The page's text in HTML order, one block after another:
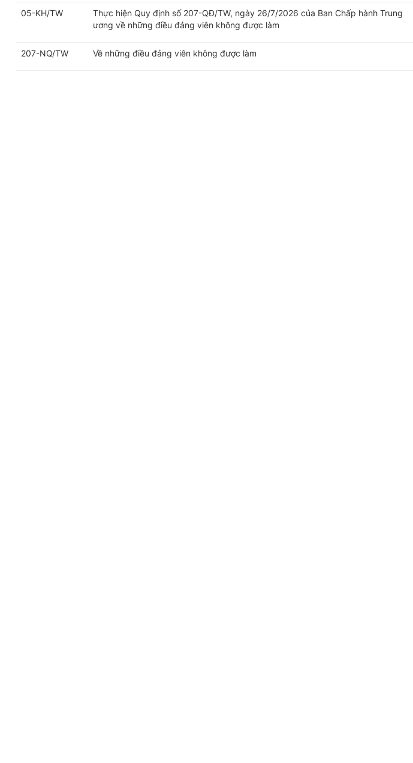
05-KH/TW
Thực hiện Quy định số 207-QĐ/TW, ngày 26/7/2026 của Ban Chấp hành Trung
ương về những điều đảng viên không được làm
207-NQ/TW Về những điều đảng viên không được làm